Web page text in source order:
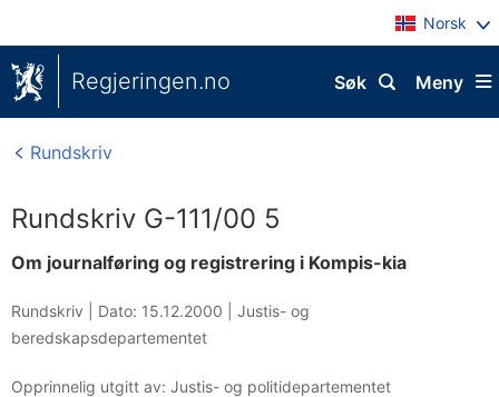
Norsk
Regjeringen.no Meny
Søk
Rundskriv
Rundskriv G-111/00 5
Om journalføring og registrering i Kompis-kia
Rundskriv | Dato: 15.12.2000
Justis- og
beredskapsdepartementet
Opprinnelig utgitt av: Justis- og politidepartementet